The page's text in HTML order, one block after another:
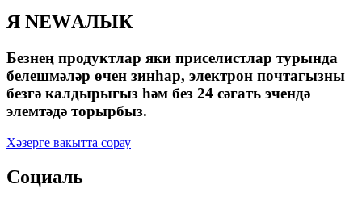
Я NEWАЛЫК
Безнең продуктлар яки приселистлар турында
белешмәләр өчен зинһар, электрон почтагызны
безгә калдырыгыз һәм без 24 сәгать эчендә
элемтәдә торырбыз.
Хәзерге вакытта сорау
Социаль